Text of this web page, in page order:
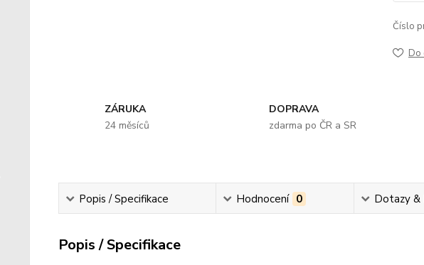
Číslo
Do
ZÁRUKA
24 měsíců
DOPRAVA
zdarma po ČR a SR
Popis / Specifikace Hodnocení 0 Dotazy &
Popis / Specifikace